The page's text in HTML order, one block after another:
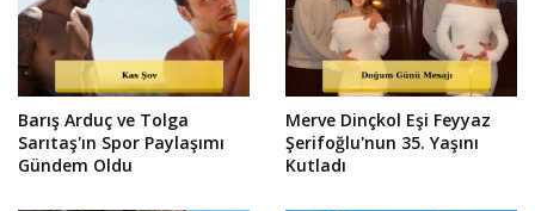
Barış Arduç ve Tolga
Sarıtaş'ın Spor Paylaşımı
Gündem Oldu
Merve Dinçkol Eşi Feyyaz
Şerifoğlu'nun 35. Yaşını
Kutladı